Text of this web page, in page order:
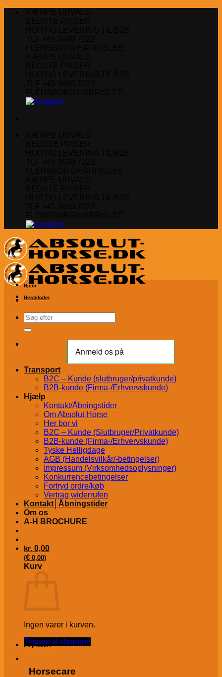
Søg
efter:
Transport
B2C – Kunde (slutbruger/privatkunde)
B2B-kunde (Firma-/Erhvervskunde)
Hjælp
Kontakt/Åbningstider
Om Absolut Horse
Her bor vi
B2C – Kunde (Slutbruger/Privatkunde)
B2B-kunde (Firma-/Erhvervskunde)
Tyske Helligdage
AGB (Handelsvilkår/-betingelser)
Impressum (Virksomhedsoplysninger)
Konkurrencebetingelser
Fortryd ordre/køb
Vertrag widerrufen
Kontakt│Åbningstider
Om os
A-H BROCHURE
kr. 0,00
(€ 0,00)
Kurv
Ingen varer i kurven.
Tilbage til shoppen
Hjem
Hestefoder
Plejemidler
Horsecare